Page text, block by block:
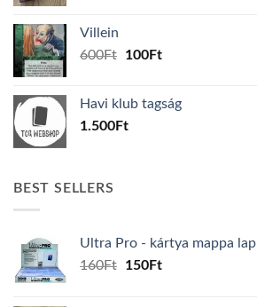
Villein
600Ft
Original
600Ft.
100FtCurrent
100Ft.
Havi klub tagság
1.500Ft
BEST SELLERS
Ultra Pro - kártya mappa lap
160Ft
Original
150FtCurrent